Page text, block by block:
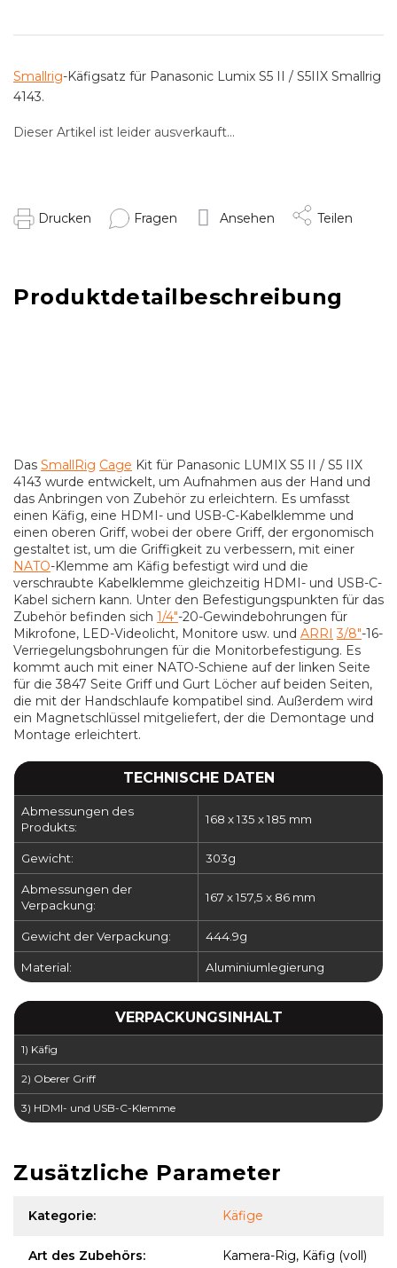
Dieser Artikel ist leider ausverkauft…
Smallrig-Käfigsatz für Panasonic Lumix S5 II / S5IIX Smallrig
4143.
Drucken Fragen Ansehen Teilen
Produktdetailbeschreibung
Das SmallRig Cage Kit für Panasonic LUMIX S5 II / S5 IIX
4143 wurde entwickelt, um Aufnahmen aus der Hand und
das Anbringen von Zubehör zu erleichtern. Es umfasst
einen Käfig, eine HDMI- und USB-C-Kabelklemme und
einen oberen Griff, wobei der obere Griff, der ergonomisch
gestaltet ist, um die Griffigkeit zu verbessern, mit einer
NATO-Klemme am Käfig befestigt wird und die
verschraubte Kabelklemme gleichzeitig HDMI- und USB-C-
Kabel sichern kann. Unter den Befestigungspunkten für das
Zubehör befinden sich 1/4"-20-Gewindebohrungen für
Mikrofone, LED-Videolicht, Monitore usw. und ARRI 3/8"-16-
Verriegelungsbohrungen für die Monitorbefestigung. Es
kommt auch mit einer NATO-Schiene auf der linken Seite
für die 3847 Seite Griff und Gurt Löcher auf beiden Seiten,
die mit der Handschlaufe kompatibel sind. Außerdem wird
ein Magnetschlüssel mitgeliefert, der die Demontage und
Montage erleichtert.
TECHNISCHE DATEN
Abmessungen des
Produkts:
168 x 135 x 185 mm
Gewicht: 303g
Abmessungen der
Verpackung:
167 x 157,5 x 86 mm
Gewicht der Verpackung: 444.9g
Material: Aluminiumlegierung
VERPACKUNGSINHALT
1) Käfig
2) Oberer Griff
3) HDMI- und USB-C-Klemme
Zusätzliche Parameter
Kategorie: Käfige
Art des Zubehörs: Kamera-Rig, Käfig (voll)